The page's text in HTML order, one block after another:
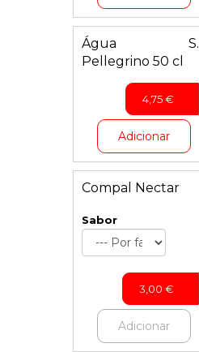
Água S.
Pellegrino 50 cl
4,75€
Adicionar
Compal Nectar
Sabor
3,00 €
Adicionar